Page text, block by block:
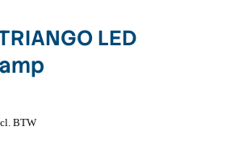
LED
BTW